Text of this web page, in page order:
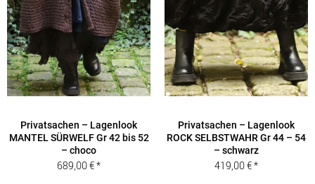
Privatsachen – Lagenlook
MANTEL SÜRWELF Gr 42 bis 52
– choco
689,00€
Privatsachen – Lagenlook
ROCK SELBSTWAHR Gr 44 – 54
– schwarz
419,00€